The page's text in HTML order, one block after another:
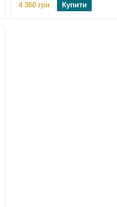
4 360 грн
Купити